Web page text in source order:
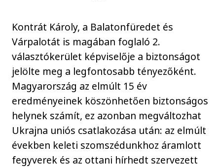
Kontrát Károly, a Balatonfüredet és
Várpalotát is magában foglaló 2.
választókerület képviselője a biztonságot
jelölte meg a legfontosabb tényezőként.
Magyarország az elmúlt 15 év
eredményeinek köszönhetően biztonságos
helynek számít, ez azonban megváltozhat
Ukrajna uniós csatlakozása után: az elmúlt
években keleti szomszédunkhoz áramlott
fegyverek és az ottani hírhedt szervezett